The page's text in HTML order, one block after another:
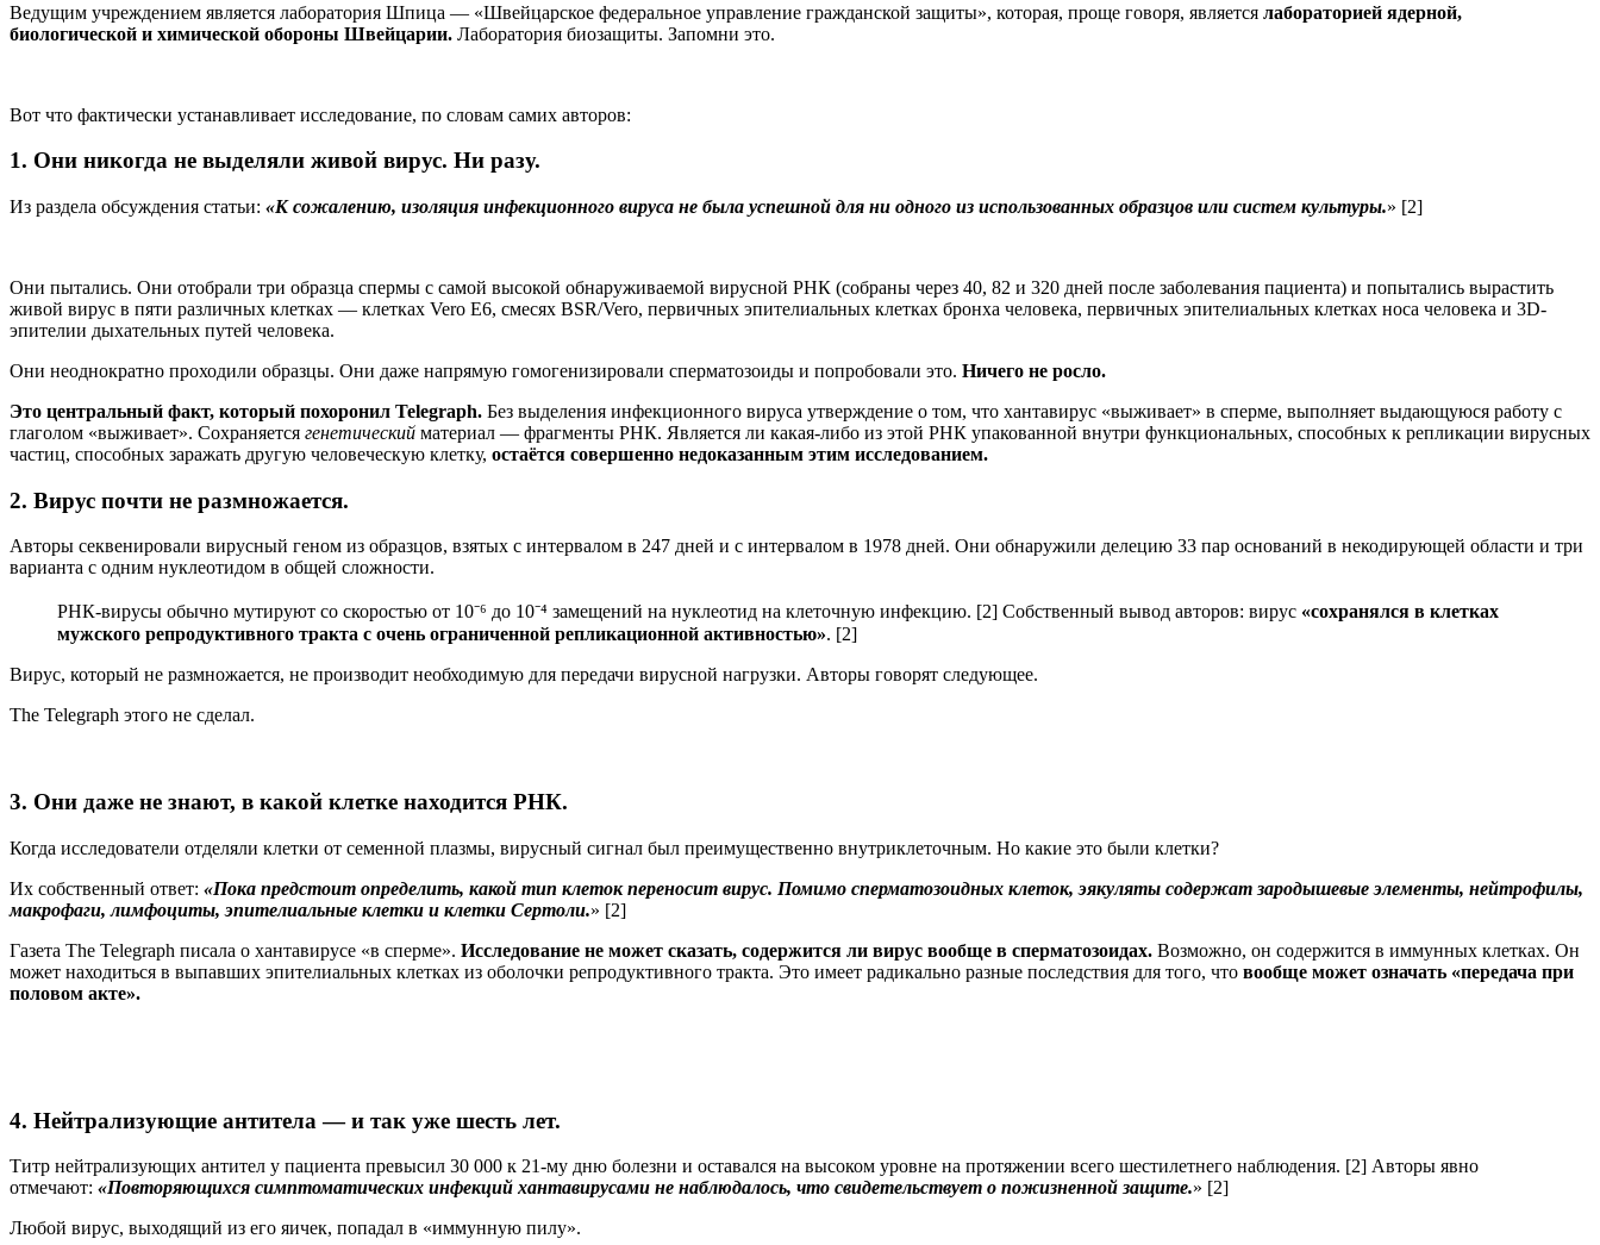
Ведущим учреждением является лаборатория Шпица — «Швейцарское федеральное управление гражданской защиты», которая, проще говоря, является лабораторией ядерной,
биологической и химической обороны Швейцарии. Лаборатория биозащиты. Запомни это.
Вот что фактически устанавливает исследование, по словам самих авторов:
1. Они никогда не выделяли живой вирус. Ни разу.
Из раздела обсуждения статьи: «К сожалению, изоляция инфекционного вируса не была успешной для ни одного из использованных образцов или систем культуры.» [2]
Они пытались. Они отобрали три образца спермы с самой высокой обнаруживаемой вирусной РНК (собраны через 40, 82 и 320 дней после заболевания пациента) и попытались вырастить
живой вирус в пяти различных клетках — клетках Vero E6, смесях BSR/Vero, первичных эпителиальных клетках бронха человека, первичных эпителиальных клетках носа человека и 3D-
эпителии дыхательных путей человека.
Они неоднократно проходили образцы. Они даже напрямую гомогенизировали сперматозоиды и попробовали это. Ничего не росло.
Это центральный факт, который похоронил Telegraph. Без выделения инфекционного вируса утверждение о том, что хантавирус «выживает» в сперме, выполняет выдающуюся работу с
глаголом «выживает». Сохраняется генетический материал — фрагменты РНК. Является ли какая-либо из этой РНК упакованной внутри функциональных, способных к репликации вирусных
частиц, способных заражать другую человеческую клетку, остаётся совершенно недоказанным этим исследованием.
2. Вирус почти не размножается.
Авторы секвенировали вирусный геном из образцов, взятых с интервалом в 247 дней и с интервалом в 1978 дней. Они обнаружили делецию 33 пар оснований в некодирующей области и три
варианта с одним нуклеотидом в общей сложности.
РНК-вирусы обычно мутируют со скоростью от 10⁻⁶ до 10⁻⁴ замещений на нуклеотид на клеточную инфекцию. [2] Собственный вывод авторов: вирус «сохранялся в клетках
мужского репродуктивного тракта с очень ограниченной репликационной активностью». [2]
Вирус, который не размножается, не производит необходимую для передачи вирусной нагрузки. Авторы говорят следующее.
The Telegraph этого не сделал.
3. Они даже не знают, в какой клетке находится РНК.
Когда исследователи отделяли клетки от семенной плазмы, вирусный сигнал был преимущественно внутриклеточным. Но какие это были клетки?
Их собственный ответ: «Пока предстоит определить, какой тип клеток переносит вирус. Помимо сперматозоидных клеток, эякуляты содержат зародышевые элементы, нейтрофилы,
макрофаги, лимфоциты, эпителиальные клетки и клетки Сертоли.» [2]
Газета The Telegraph писала о хантавирусе «в сперме». Исследование не может сказать, содержится ли вирус вообще в сперматозоидах. Возможно, он содержится в иммунных клетках. Он
может находиться в выпавших эпителиальных клетках из оболочки репродуктивного тракта. Это имеет радикально разные последствия для того, что вообще может означать «передача при
половом акте».
4. Нейтрализующие антитела — и так уже шесть лет.
Титр нейтрализующих антител у пациента превысил 30 000 к 21-му дню болезни и оставался на высоком уровне на протяжении всего шестилетнего наблюдения. [2] Авторы явно
отмечают: «Повторяющихся симптоматических инфекций хантавирусами не наблюдалось, что свидетельствует о пожизненной защите.» [2]
Любой вирус, выходящий из его яичек, попадал в «иммунную пилу».